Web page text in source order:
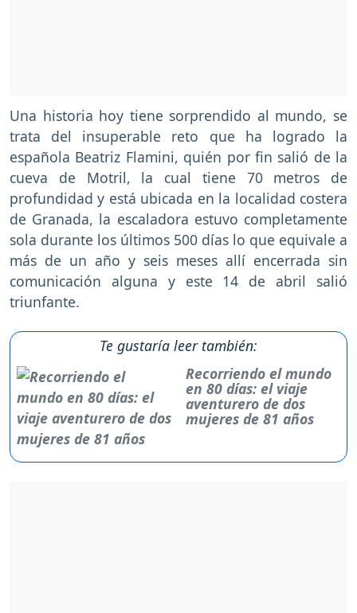
Una historia hoy tiene sorprendido al mundo, se
trata del insuperable reto que ha logrado la
española Beatriz Flamini, quién por fin salió de la
cueva de Motril, la cual tiene 70 metros de
profundidad y está ubicada en la localidad costera
de Granada, la escaladora estuvo completamente
sola durante los últimos 500 días lo que equivale a
más de un año y seis meses allí encerrada sin
comunicación alguna y este 14 de abril salió
triunfante.
Te gustaría leer también:
Recorriendo el mundo
en 80 días: el viaje
aventurero de dos
mujeres de 81 años